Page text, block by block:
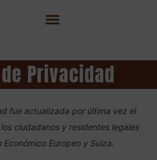
Privacidad
fue actualizada por última vez el
ciudadanos y residentes legales
Europeo y Suiza.